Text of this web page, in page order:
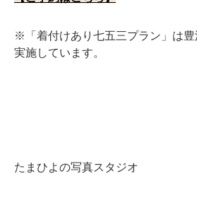
※「着付けあり七五三プラン」は
実施しています。
たまひよの写真スタジオ